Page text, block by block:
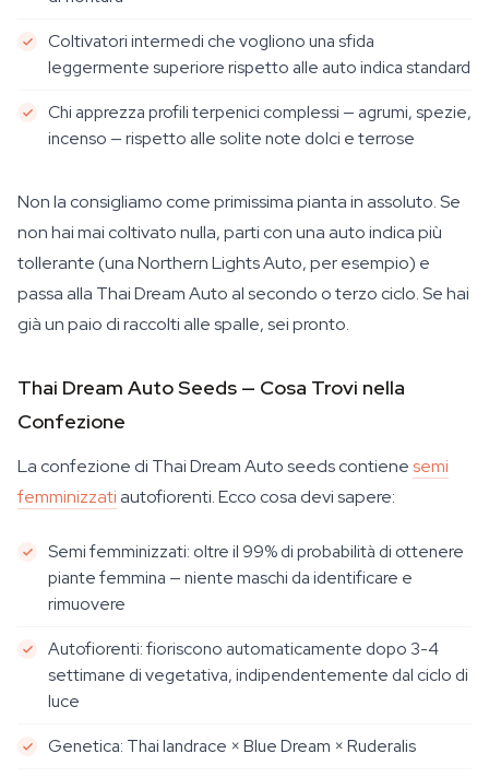
Coltivatori intermedi che vogliono una sfida
leggermente superiore rispetto alle auto indica standard
Chi apprezza profili terpenici complessi — agrumi, spezie,
incenso — rispetto alle solite note dolci e terrose
Non la consigliamo come primissima pianta in assoluto. Se
non hai mai coltivato nulla, parti con una auto indica più
tollerante (una Northern Lights Auto, per esempio) e
passa alla Thai Dream Auto al secondo o terzo ciclo. Se hai
già un paio di raccolti alle spalle, sei pronto.
Thai Dream Auto Seeds — Cosa Trovi nella
Confezione
La confezione di Thai Dream Auto seeds contienesemi
femminizzatiautofiorenti. Ecco cosa devi sapere:
Semi femminizzati: oltre il 99% di probabilità di ottenere
piante femmina — niente maschi da identificare e
rimuovere
Autofiorenti: fioriscono automaticamente dopo 3-4
settimane di vegetativa, indipendentemente dal ciclo di
luce
Genetica: Thai landrace × Blue Dream × Ruderalis